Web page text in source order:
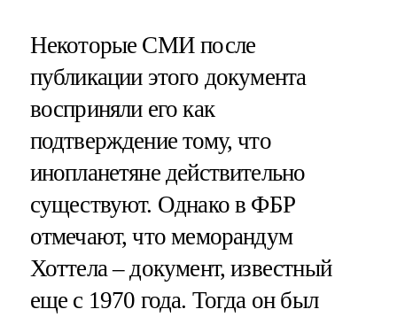
Некоторые СМИ после
публикации этого документа
восприняли его как
подтверждение тому, что
инопланетяне действительно
существуют. Однако в ФБР
отмечают, что меморандум
Хоттела – документ, известный
еще с 1970 года. Тогда он был